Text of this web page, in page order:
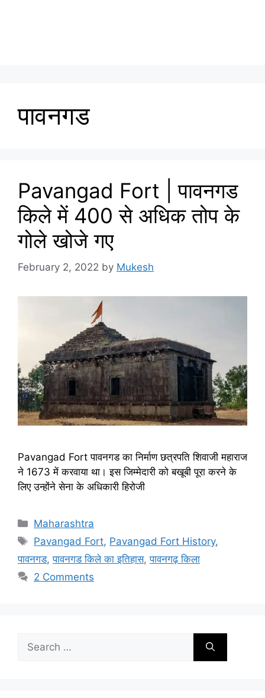
पावनगड
Pavangad Fort | पावनगड
किले में 400 से अधिक तोप के
गोले खोजे गए
February 2, 2022 by Mukesh
Pavangad Fort पावनगड का निर्माण छत्रपति शिवाजी महाराज
ने 1673 में करवाया था। इस जिम्मेदारी को बखूबी पूरा करने के
लिए उन्होंने सेना के अधिकारी हिरोजी
Categories
Maharashtra
Tags
Pavangad Fort, Pavangad Fort History,
पावनगड,पावनगड किले का इतिहास,पावनगढ़ किला
2 Comments
for: